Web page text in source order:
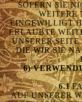
OFERN SIE
EITERE
INGEWILLIGT
RLAUBTE
NSERER SEITE
IE WIR SIE
6)
6.1
AUF UNSERER